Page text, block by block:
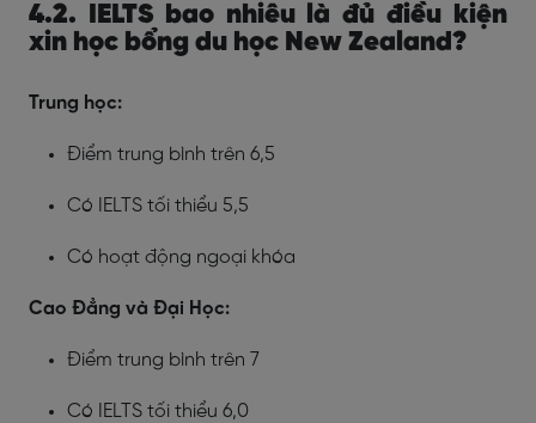
4.2. IELTS bao nhiêu là đủ điều kiện
xin học bổng du học New Zealand?
Trung học:
Điểm trung bình trên 6,5
Có IELTS tối thiểu 5,5
Có hoạt động ngoại khóa
Cao Đẳng và Đại Học:
Điểm trung bình trên 7
Có IELTS tối thiểu 6,0